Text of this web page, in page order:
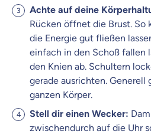
Achte auf deine
Rücken öffnet die Brust. So
die Energie gut fließen
einfach in den Schoß fallen
den Knien ab. Schultern
gerade ausrichten. Generell
ganzen Körper.
Stell dir einen Wecker:
zwischendurch auf die Uhr